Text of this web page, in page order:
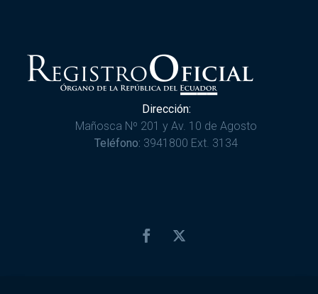
Dirección:
Mañosca Nº 201 y Av. 10 de Agosto
Teléfono: 3941800 Ext. 3134